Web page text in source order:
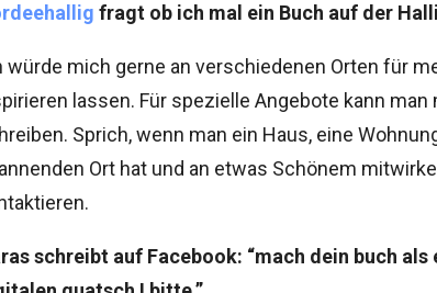
fragt ob ich mal ein Buch auf der
würde mich gerne an verschiedenen Orten für
lassen. Für spezielle Angebote kann man
Sprich, wenn man ein Haus, eine
Ort hat und an etwas Schönem
schreibt auf Facebook: “mach dein buch als